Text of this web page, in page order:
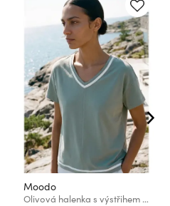
Moodo
Olivová halenka s výstřihem do V Moodo